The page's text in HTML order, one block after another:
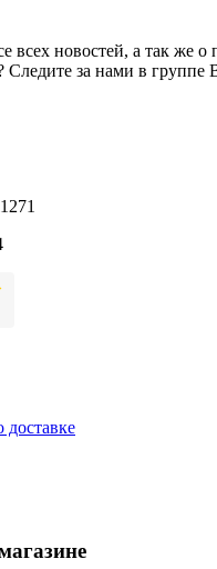
всех новостей, а так же о
Следите за нами в группе